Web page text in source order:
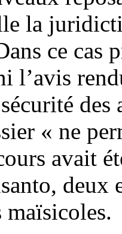
la
ce cas
l’avis
« ne
avait
deux
maïsicoles.